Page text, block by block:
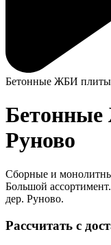
Бетонные ЖБИ плиты
Руново
Сборные и
Большой
дер. Руново.
Рассчитать с